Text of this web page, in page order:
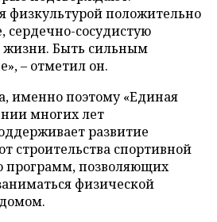
физкультурой положительно
сердечно-сосудистую
жизни. Быть сильным
– отметил он.
именно поэтому «Единая
многих лет
развитие
строительства спортивной
программ, позволяющих
физической